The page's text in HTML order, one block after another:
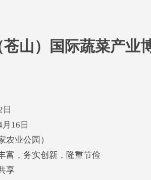
山）国际蔬菜产业
16日
农业公园）
富，务实创新，隆重节俭
享